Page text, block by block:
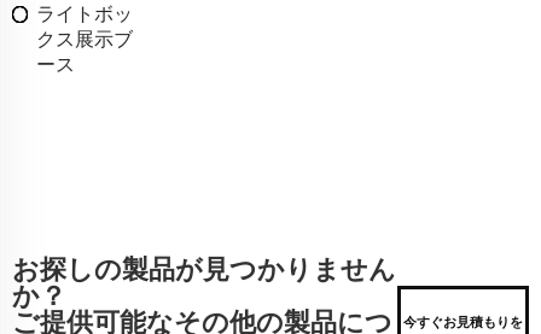
ライトボッ
クス展示ブ
ース
お探しの製品が見つかりません
か？
ご提供可能なその他の製品につ 今すぐお見積もりを